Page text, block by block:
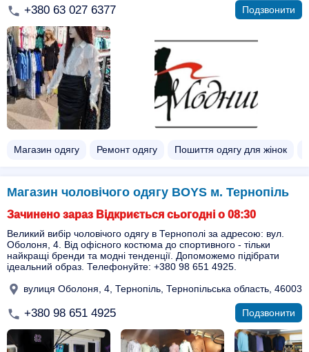
+380 63 027 6377 Подзвонити
Магазин одягу Ремонт одягу Пошиття одягу для жінок
Магазин чоловічого одягу BOYS м. Тернопіль
Зачинено зараз Відкриється сьогодні о 08:30
Великий вибір чоловічого одягу в Тернополі за адресою: вул.
Оболоня, 4. Від офісного костюма до спортивного - тільки
найкращі бренди та модні тенденції. Допоможемо підібрати
ідеальний образ. Телефонуйте: +380 98 651 4925.
вулиця Оболоня, 4, Тернопіль, Тернопільська область, 46003
+380 98 651 4925 Подзвонити